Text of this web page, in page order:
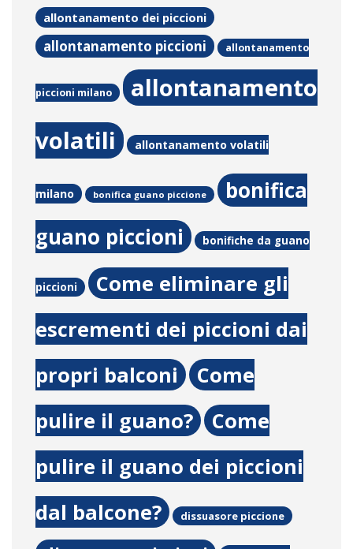
allontanamento dei piccioni
allontanamento piccioni allontanamento
piccioni milano
allontanamento
volatili
allontanamento volatili
milano bonifica guano piccione
bonifica
guano piccioni
bonifiche da guano
piccioni
Come eliminare gli
escrementi dei piccioni dai
propri balconi
Come
pulire il guano?
Come
pulire il guano dei piccioni
dal balcone?
dissuasore piccione